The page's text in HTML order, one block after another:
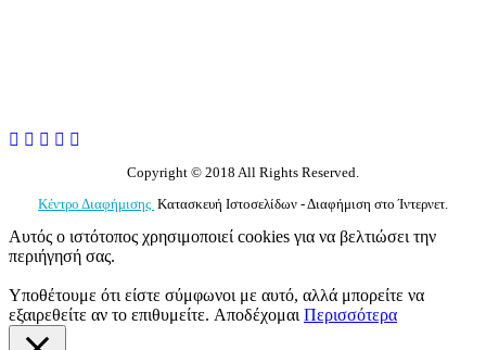
Copyright © 2018 All Rights Reserved.
Κέντρο Διαφήμισης Κατασκευή Ιστοσελίδων - Διαφήμιση στο Ίντερνετ.
Αυτός ο ιστότοπος χρησιμοποιεί cookies για να βελτιώσει την
περιήγησή σας.
Υποθέτουμε ότι είστε σύμφωνοι με αυτό, αλλά μπορείτε να
εξαιρεθείτε αν το επιθυμείτε. Αποδέχομαι Περισσότερα